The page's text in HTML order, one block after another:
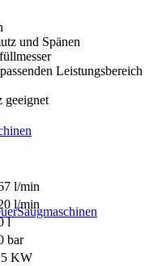
und Spänen
Leistungsbereich
geeignet
l/min
l/min
l
bar
KW